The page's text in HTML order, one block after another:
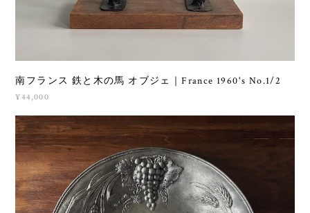
南フランス 鉄と木の馬 オブジェ｜France 1960's No.1/2
¥44,000